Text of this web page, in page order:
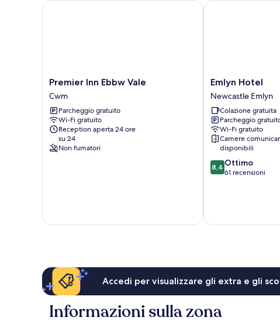
Premier
Inn
Ebbw
Vale
Cwm
Premier Inn Ebbw Vale
Cwm
Parcheggio gratuito
Wi-Fi gratuito
Reception aperta 24 ore
su 24
Non fumatori
Premier Inn Ebbw Vale
Emlyn
Hotel
Newcastle
Emlyn
Emlyn Hotel
Newcastle Emlyn
Colazione gratuita
Parcheggio
Wi-Fi gratuito
Camere
disponibili
8.4
su
8,4 Ottimo
61 recensioni
Emlyn Hotel
Accedi per visualizzare gli extra e gli
Informazioni sulla zona